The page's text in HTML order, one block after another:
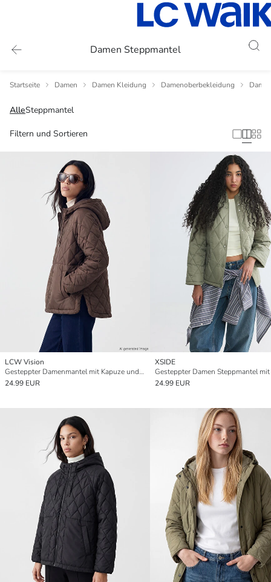
Damen Steppmantel
Startseite Damen Damen Kleidung Damenoberbekleidung
AlleSteppmantel
Filtern und Sortieren
LCW Vision
Gesteppter Damenmantel mit Kapuze und Argyle-Muster
24.99 EUR
XSIDE
Gesteppter Damen Steppmantel mit
24.99 EUR